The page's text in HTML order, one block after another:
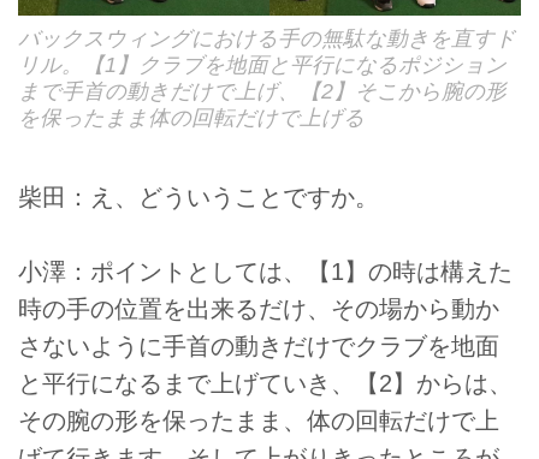
バックスウィングにおける手の無駄な動きを直すド
リル。【1】クラブを地面と平行になるポジション
まで手首の動きだけで上げ、【2】そこから腕の形
を保ったまま体の回転だけで上げる
柴田：え、どういうことですか。
小澤：ポイントとしては、【1】の時は構えた
時の手の位置を出来るだけ、その場から動か
さないように手首の動きだけでクラブを地面
と平行になるまで上げていき、【2】からは、
その腕の形を保ったまま、体の回転だけで上